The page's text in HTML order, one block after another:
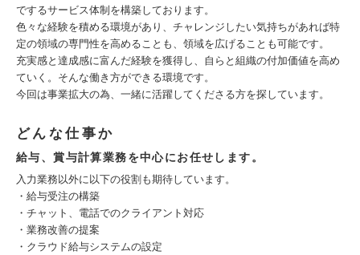
でするサービス体制を構築しております。
色々な経験を積める環境があり、チャレンジしたい気持ちがあれば特
定の領域の専門性を高めることも、領域を広げることも可能です。
充実感と達成感に富んだ経験を獲得し、自らと組織の付加価値を高め
ていく。そんな働き方ができる環境です。
今回は事業拡大の為、一緒に活躍してくださる方を探しています。
どんな仕事か
給与、賞与計算業務を中心にお任せします。
入力業務以外に以下の役割も期待しています。
・給与受注の構築
・チャット、電話でのクライアント対応
・業務改善の提案
・クラウド給与システムの設定